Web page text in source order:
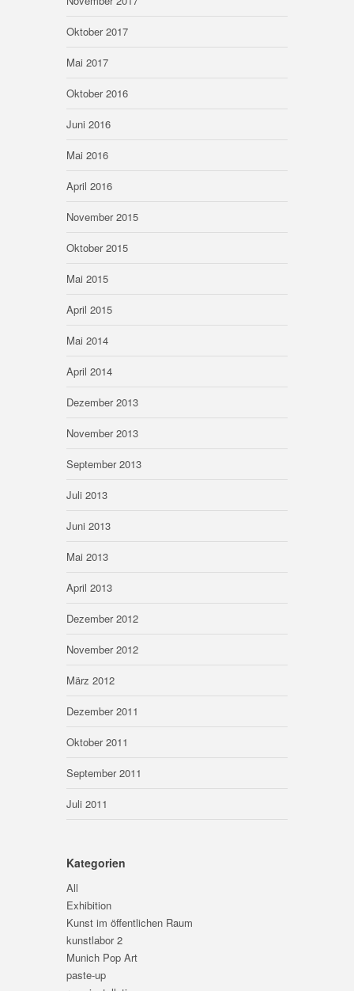
Oktober 2017
Mai 2017
Oktober 2016
Juni 2016
Mai 2016
April 2016
November 2015
Oktober 2015
Mai 2015
April 2015
Mai 2014
April 2014
Dezember 2013
November 2013
September 2013
Juli 2013
Juni 2013
Mai 2013
April 2013
Dezember 2012
November 2012
März 2012
Dezember 2011
Oktober 2011
September 2011
Juli 2011
Kategorien
All
Exhibition
Kunst im öffentlichen Raum
kunstlabor 2
Munich Pop Art
paste-up